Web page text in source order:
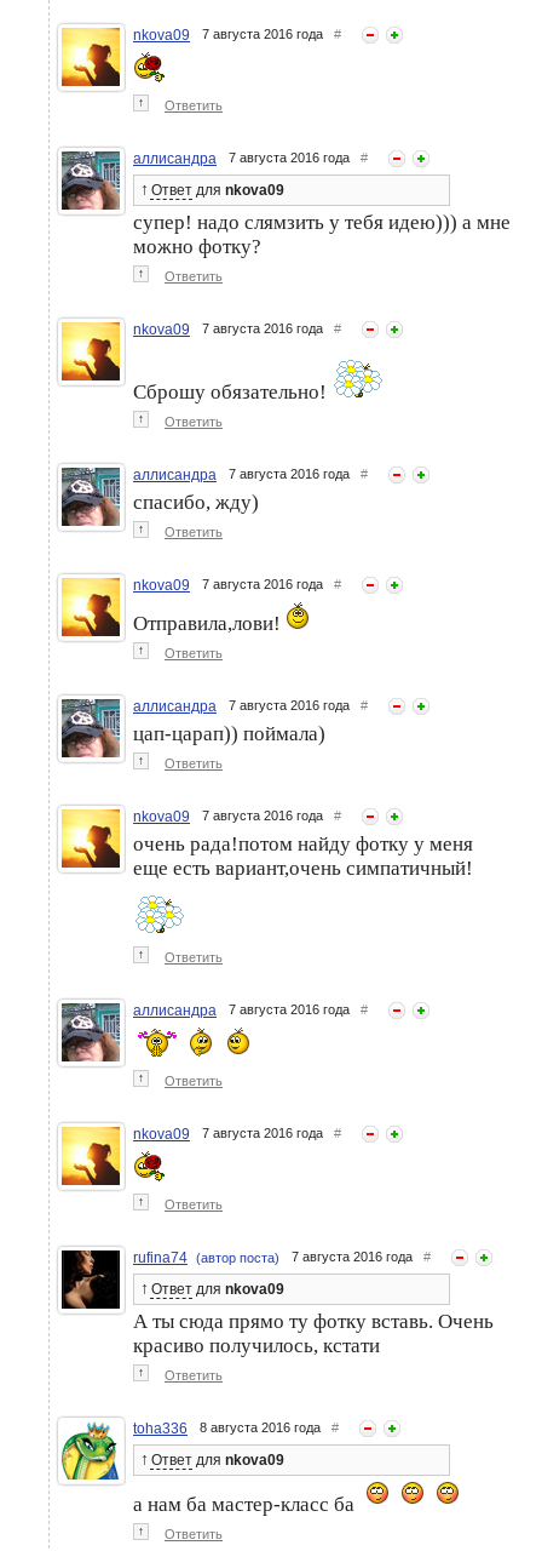
nkova09 7 августа 2016 года #
↑ Ответить
аллисандра 7 августа 2016 года #
↑ Ответ для nkova09
супер! надо слямзить у тебя идею))) а мне
можно фотку?
↑ Ответить
nkova09 7 августа 2016 года #
Сброшу обязательно!
↑ Ответить
аллисандра 7 августа 2016 года #
спасибо, жду)
↑ Ответить
nkova09 7 августа 2016 года #
Отправила,лови!
↑ Ответить
аллисандра 7 августа 2016 года #
цап-царап)) поймала)
↑ Ответить
nkova09 7 августа 2016 года #
очень рада!потом найду фотку у меня
еще есть вариант,очень симпатичный!
↑ Ответить
аллисандра 7 августа 2016 года #
↑ Ответить
nkova09 7 августа 2016 года #
↑ Ответить
rufina74 (автор поста) 7 августа 2016 года #
↑ Ответ для nkova09
А ты сюда прямо ту фотку вставь. Очень
красиво получилось, кстати
↑ Ответить
toha336 8 августа 2016 года #
↑ Ответ для nkova09
а нам ба мастер-класс ба
↑ Ответить